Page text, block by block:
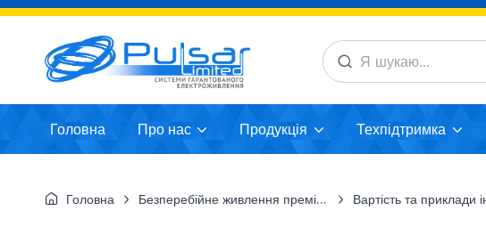
Головна Про нас Продукція Техпідтримка
Головна Безперебійне живлення преміум-класу для об`єктів будівництв Вартість та приклади